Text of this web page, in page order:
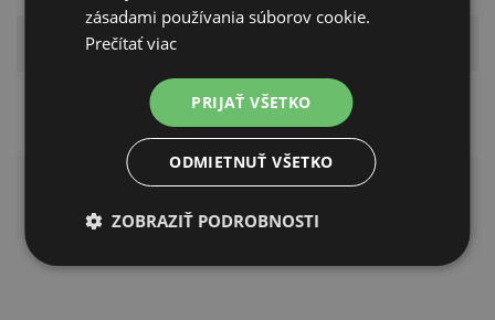
Parameter
Penicillium
Roqueforti
syry s modrou
plesňou
zásadami používania súborov cookie.
Prečítať viac
PRIJAŤ VŠETKO
ODMIETNUŤ VŠETKO
ZOBRAZIŤ PODROBNOSTI